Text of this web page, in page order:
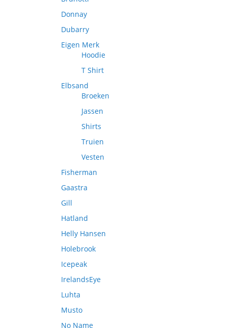
Donnay
Dubarry
Eigen Merk
Hoodie
T Shirt
Elbsand
Broeken
Jassen
Shirts
Truien
Vesten
Fisherman
Gaastra
Gill
Hatland
Helly Hansen
Holebrook
Icepeak
IrelandsEye
Luhta
Musto
No Name